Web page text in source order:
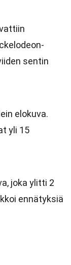
sentin
elokuva.
yli 15
joka ylitti 2
ennätyksiä